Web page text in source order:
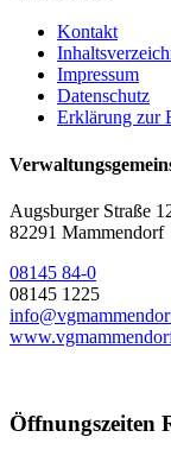
Kontakt
Impressum
Datenschutz
Erklärung zur
Augsburger Straße
82291 Mammendorf
08145 84-0
08145 1225
Öffnungszeiten